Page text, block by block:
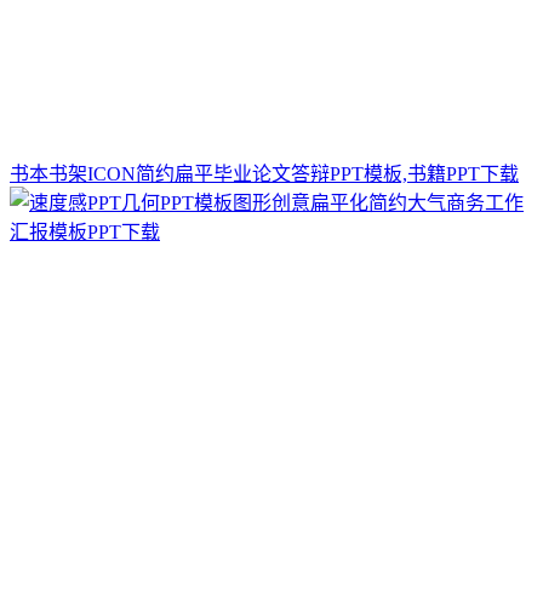
书本书架ICON简约扁平毕业论文答辩PPT模板,书籍PPT下载